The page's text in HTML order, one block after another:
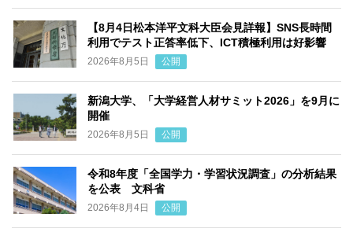
【8月4日松本洋平文科大臣会見詳報】SNS長時間
利用でテスト正答率低下、ICT積極利用は好影響
2026年8月5日 公開
新潟大学、「大学経営人材サミット2026」を9月に
開催
2026年8月5日 公開
令和8年度「全国学力・学習状況調査」の分析結果
を公表 文科省
2026年8月4日 公開